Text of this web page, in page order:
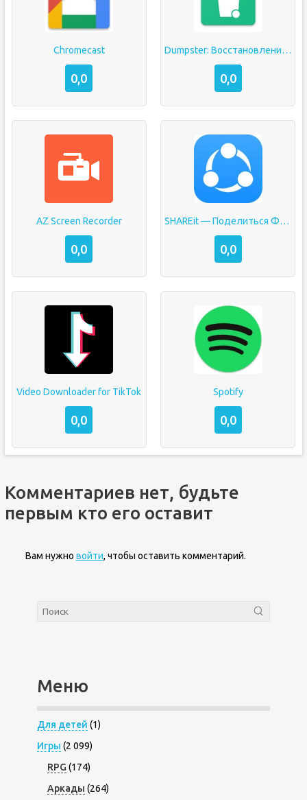
Chromecast
0,0
Dumpster: Восстановление удаленных фото
0,0
AZ Screen Recorder
0,0
SHAREit — Поделиться Файлами
0,0
Video Downloader for TikTok
0,0
Spotify
0,0
Комментариев нет, будьте
первым кто его оставит
Вам нужно войти, чтобы оставить комментарий.
Меню
Для детей (1)
Игры (2 099)
RPG (174)
Аркады (264)